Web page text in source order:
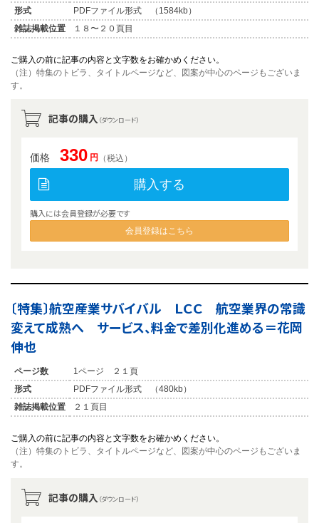
形式
PDFファイル形式 （1584kb）
雑誌掲載位置
１８〜２０頁目
ご購入の前に記事の内容と文字数をお確かめください。
（注）特集のトビラ、タイトルページなど、図案が中心のページもございま
す。
記事の購入 （ダウンロード）
価格 330 円 （税込）
購入する
購入には会員登録が必要です
会員登録はこちら
〔特集〕航空産業サバイバル ＬＣＣ 航空業界の常識
変えて成熟へ サービス、料金で差別化進める＝花岡
伸也
ページ数
1ページ ２１頁
形式
PDFファイル形式 （480kb）
雑誌掲載位置
２１頁目
ご購入の前に記事の内容と文字数をお確かめください。
（注）特集のトビラ、タイトルページなど、図案が中心のページもございま
す。
記事の購入 （ダウンロード）